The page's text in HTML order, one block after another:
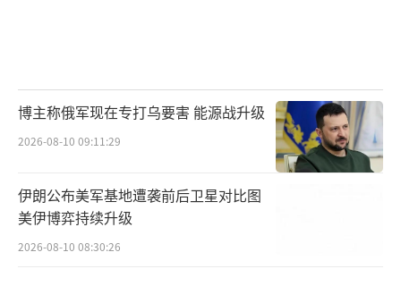
博主称俄军现在专打乌要害 能源战升级
2026-08-10 09:11:29
伊朗公布美军基地遭袭前后卫星对比图
美伊博弈持续升级
2026-08-10 08:30:26